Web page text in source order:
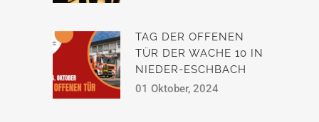
TAG DER OFFENEN
TÜR DER WACHE 10 IN
NIEDER-ESCHBACH
01 Oktober, 2024